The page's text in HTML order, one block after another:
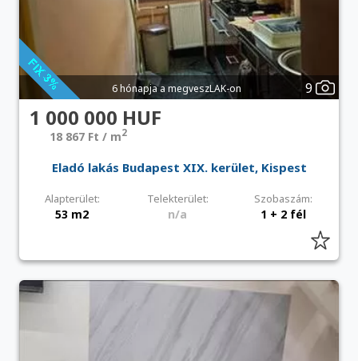
6 hónapja a megveszLAK-on 9
1 000 000 HUF
18 867 Ft / m2
Eladó lakás Budapest XIX. kerület, Kispest
Alapterület: Telekterület: Szobaszám:
53 m2 n/a 1 + 2 fél